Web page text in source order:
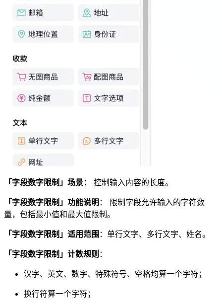
「字段数字限制」场景：
控制输入内容的长度。
「字段数字限制」功能说明 ： 限制字段允许输入的字符数
量，包括最小值和最大值限制。
「字段数字限制」适用范围 ：单行文字、多行文字、姓名。
「字段数字限制」计数规则 ：
汉字、英文、数字、特殊符号、空格均算一个字符；
换行符算一个字符；